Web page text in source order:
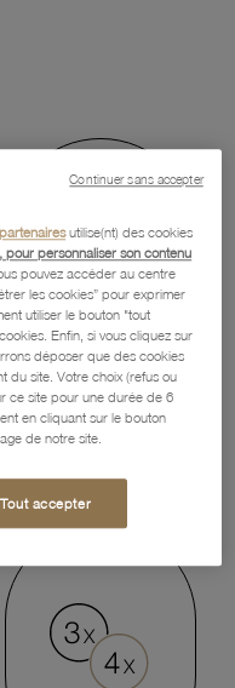
SATISFAIT
utilise(nt) des cookies
pour personnaliser son contenu
pouvez accéder au centre
les cookies” pour exprimer
utiliser le bouton "tout
Enfin, si vous cliquez sur
déposer que des cookies
du site. Votre choix (refus ou
ce site pour une durée de 6
en cliquant sur le bouton
de notre site.
Tout accepter
Continuer sans accepter